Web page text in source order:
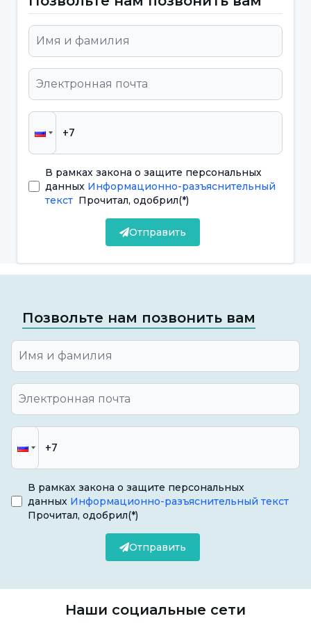
Благодаря лечению суставов височно-
нижнечелюстного сустава уменьшается
чрезмерное напряжение челюстных мышц,
движения челюсти расслабляются, а
функции челюсти восстанавливаются до
прежнего состояния. В процессе лечения
суставов височно-нижнечелюстного сустава
предпочтение отдается соответствующим
упражнениям, физиотерапевтическим
бляшек и, при необходимости,
височно-нижнечелюстного сустава,
можно успешно контролировать с помощью
лечения суставов височно-
нижнечелюстного сустава.
Если игнорировать заболевание височно-
нижнечелюстного сустава, это может
качество жизни. Поэтому лечение суставов
TMJ должно проводиться своевременно, а
регулярное наблюдение должно
осуществляться под контролем
В рамках закона о защите персональных
данных Информационно-разъяснительный
текст Прочитал, одобрил(*)
Отправить
Позвольте нам позвонить вам
В рамках закона о защите персональных
данных Информационно-разъяснительный текст
Прочитал, одобрил(*)
Отправить
Наши социальные сети